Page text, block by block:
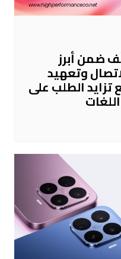
ضمن أبرز
وتعهيد
تزايد الطلب على